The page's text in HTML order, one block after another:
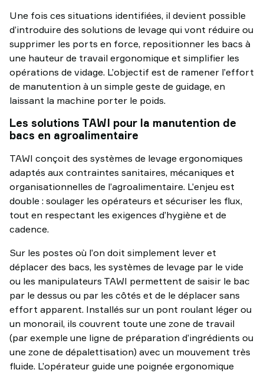
Une fois ces situations identifiées, il devient possible
d’introduire des solutions de levage qui vont réduire ou
supprimer les ports en force, repositionner les bacs à
une hauteur de travail ergonomique et simplifier les
opérations de vidage. L’objectif est de ramener l’effort
de manutention à un simple geste de guidage, en
laissant la machine porter le poids.
Les solutions TAWI pour la manutention de
bacs en agroalimentaire
TAWI conçoit des systèmes de levage ergonomiques
adaptés aux contraintes sanitaires, mécaniques et
organisationnelles de l’agroalimentaire. L’enjeu est
double : soulager les opérateurs et sécuriser les flux,
tout en respectant les exigences d’hygiène et de
cadence.
Sur les postes où l’on doit simplement lever et
déplacer des bacs, les systèmes de levage par le vide
ou les manipulateurs TAWI permettent de saisir le bac
par le dessus ou par les côtés et de le déplacer sans
effort apparent. Installés sur un pont roulant léger ou
un monorail, ils couvrent toute une zone de travail
(par exemple une ligne de préparation d’ingrédients ou
une zone de dépalettisation) avec un mouvement très
fluide. L’opérateur guide une poignée ergonomique